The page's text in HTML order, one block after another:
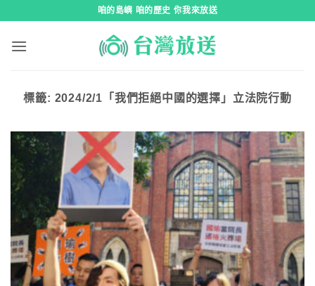
咱的島嶼 咱的歷史 你我來放送
標籤: 2024/2/1「我們拒絕中國的選擇」立法院行動